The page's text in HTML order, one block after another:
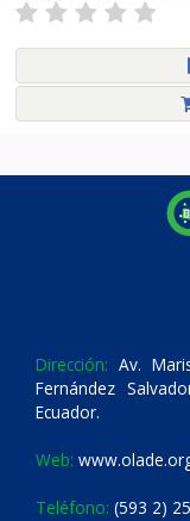
Dirección: Av.
Fernández
Ecuador.
Web:
Teléfono: (593 2)